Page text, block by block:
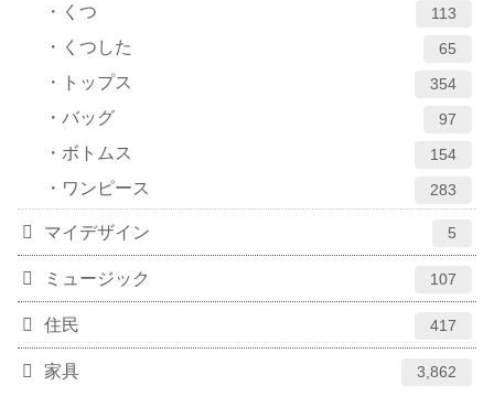
くつ 113
くつした 65
トップス 354
バッグ 97
ボトムス 154
ワンピース 283
マイデザイン 5
ミュージック 107
住民 417
家具 3,862